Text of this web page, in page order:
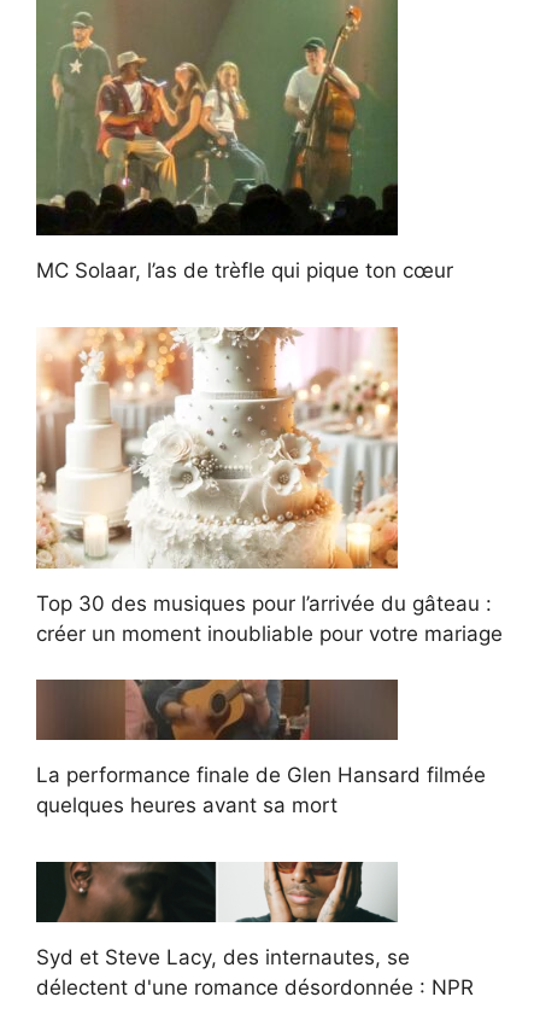
MC Solaar, l’as de trèfle qui pique ton cœur
Top 30 des musiques pour l’arrivée du gâteau :
créer un moment inoubliable pour votre mariage
La performance finale de Glen Hansard filmée
quelques heures avant sa mort
Syd et Steve Lacy, des internautes, se
délectent d'une romance désordonnée : NPR